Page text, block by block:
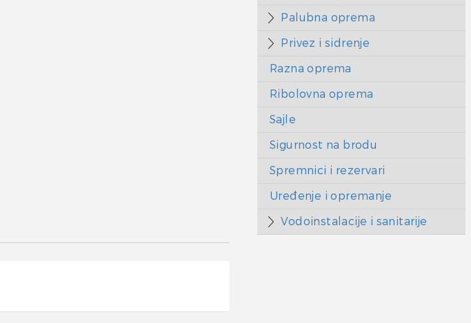
Palubna oprema
Privez i sidrenje
Razna oprema
Ribolovna oprema
Sajle
Sigurnost na brodu
Spremnici i rezervari
Uređenje i opremanje
Vodoinstalacije i sanitarije